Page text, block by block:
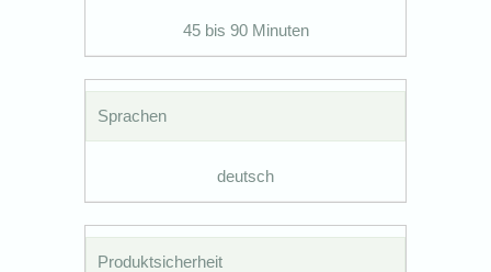
45 bis 90 Minuten
Sprachen
deutsch
Produktsicherheit